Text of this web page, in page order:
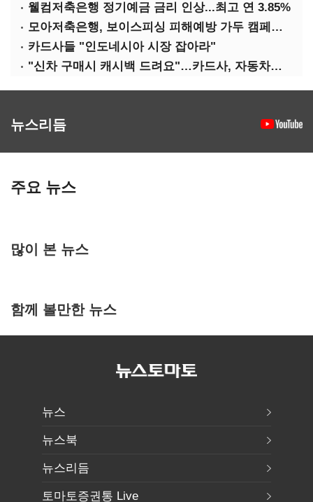
웰컴저축은행 정기예금 금리 인상...최고 연 3.85%
모아저축은행, 보이스피싱 피해예방 가두 캠페인 실시
카드사들 "인도네시아 시장 잡아라"
"신차 구매시 캐시백 드려요"…카드사, 자동차금융 마케팅
뉴스리듬
주요 뉴스
많이 본 뉴스
함께 볼만한 뉴스
뉴스
뉴스북
뉴스리듬
토마토증권통 Live